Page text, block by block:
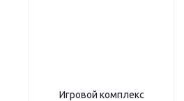
Игровой комплекс